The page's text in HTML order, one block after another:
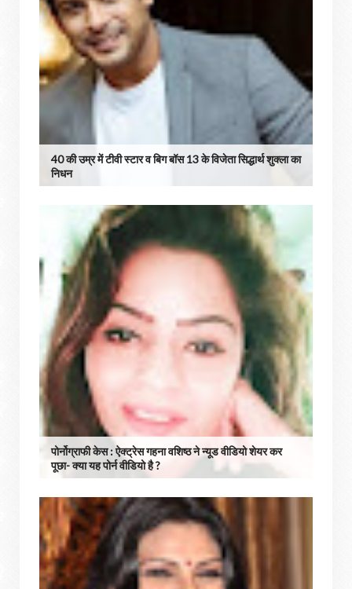
40 की उम्र में टीवी स्टार व बिग बॉस 13 के विजेता सिद्धार्थ शुक्ला का
निधन
पोर्नोग्राफी केस : ऐक्ट्रेस गहना वशिष्ठ ने न्यूड वीडियो शेयर कर
पूछा- क्या यह पोर्न वीडियो है ?